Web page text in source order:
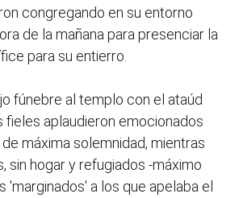
congregando en su entorno
de la mañana para presenciar la
para su entierro.
fúnebre al templo con el ataúd
fieles aplaudieron emocionados
máxima solemnidad, mientras
sin hogar y refugiados -máximo
'marginados' a los que apelaba el